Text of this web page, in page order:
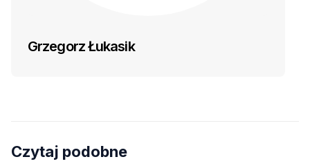
Grzegorz Łukasik
Czytaj podobne